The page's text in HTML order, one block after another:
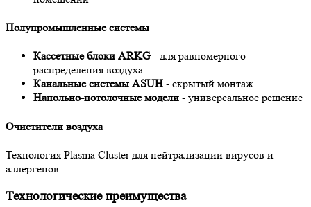
Полупромышленные системы
Кассетные блоки ARKG - для равномерного
распределения воздуха
Канальные системы ASUH - скрытый монтаж
Напольно-потолочные модели - универсальное решение
Очистители воздуха
Технология Plasma Cluster для нейтрализации вирусов и
аллергенов
Технологические преимущества